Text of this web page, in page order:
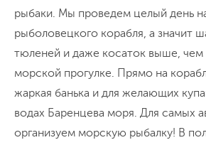
рыбаки. Мы проведем целый день
рыболовецкого корабля, а значит
тюленей и даже косаток выше,
морской прогулке. Прямо на
жаркая банька и для желающих
водах Баренцева моря. Для самых
организуем морскую рыбалку! В